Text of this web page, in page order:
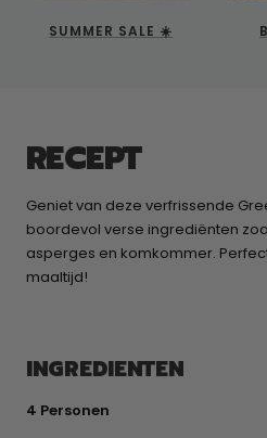
SUMMER SALE ☀️
RECEPT
Geniet van deze verfrissende
boordevol verse ingrediënten
asperges en komkommer.
maaltijd!
INGREDIENTEN
4 Personen